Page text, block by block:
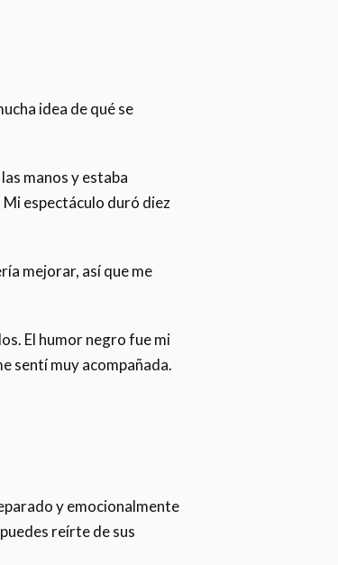
idea de qué se
manos y estaba
espectáculo duró diez
mejorar, así que me
El humor negro fue mi
sentí muy acompañada.
y emocionalmente
reírte de sus